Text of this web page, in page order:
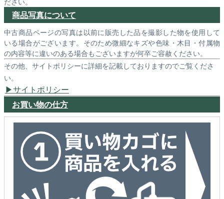
商品写真について
中古商品ページの写真は以前に販売した品を撮影した物を使用して
いる場合がございます。そのため微細なキズや色味・木目・付属物
の内容等に違いのある場合もございますが何卒ご容赦ください。
その他、サイトポリシーに詳細を記載しておりますのでご覧くださ
い。
サイトポリシー
お買い物の仕方